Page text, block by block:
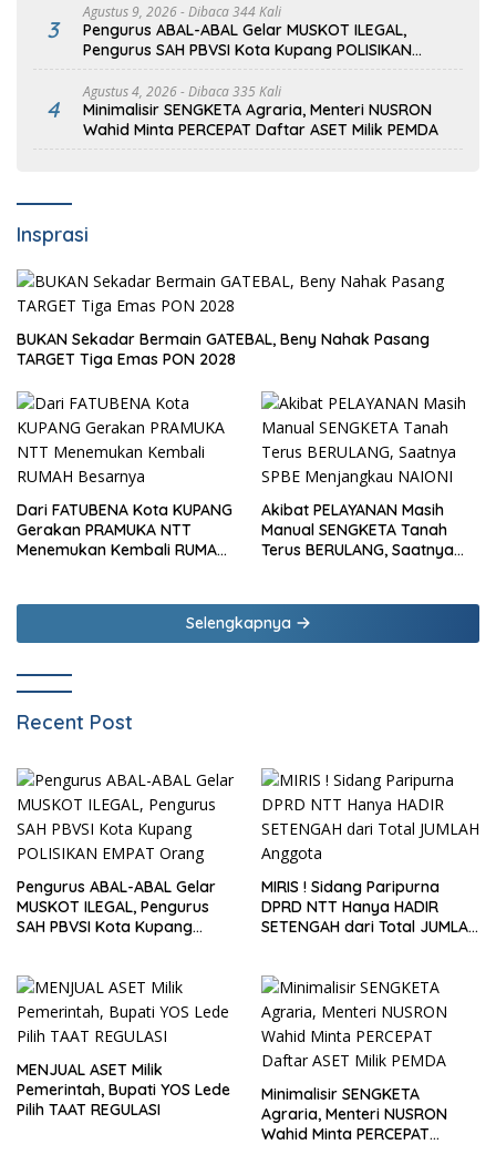
3
Agustus 9, 2026- Dibaca 344 Kali
Pengurus ABAL-ABAL Gelar MUSKOT ILEGAL,
Pengurus SAH PBVSI Kota Kupang POLISIKAN
EMPAT Orang
4
Agustus 4, 2026- Dibaca 335 Kali
Minimalisir SENGKETA Agraria, Menteri NUSRON
Wahid Minta PERCEPAT Daftar ASET Milik PEMDA
Insprasi
BUKAN Sekadar Bermain GATEBAL, Beny Nahak Pasang
TARGET Tiga Emas PON 2028
Dari FATUBENA Kota KUPANG
Gerakan PRAMUKA NTT
Menemukan Kembali RUMAH
Akibat PELAYANAN Masih
Manual SENGKETA Tanah
Terus BERULANG, Saatnya
Selengkapnya
Recent Post
Pengurus ABAL-ABAL Gelar
MUSKOT ILEGAL, Pengurus
SAH PBVSI Kota Kupang
MIRIS ! Sidang Paripurna
DPRD NTT Hanya HADIR
SETENGAH dari Total JUMLAH
MENJUAL ASET Milik
Pemerintah, Bupati YOS Lede
Pilih TAAT REGULASI
Minimalisir SENGKETA
Agraria, Menteri NUSRON
Wahid Minta PERCEPAT